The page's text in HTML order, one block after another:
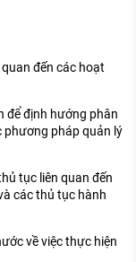
đến các hoạt
để định hướng phân
phương pháp quản lý
tục liên quan đến
các thủ tục hành
về việc thực hiện